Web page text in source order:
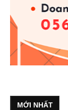
MỚI NHẤT